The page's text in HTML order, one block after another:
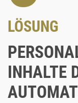
LÖSUNG
INHALTE